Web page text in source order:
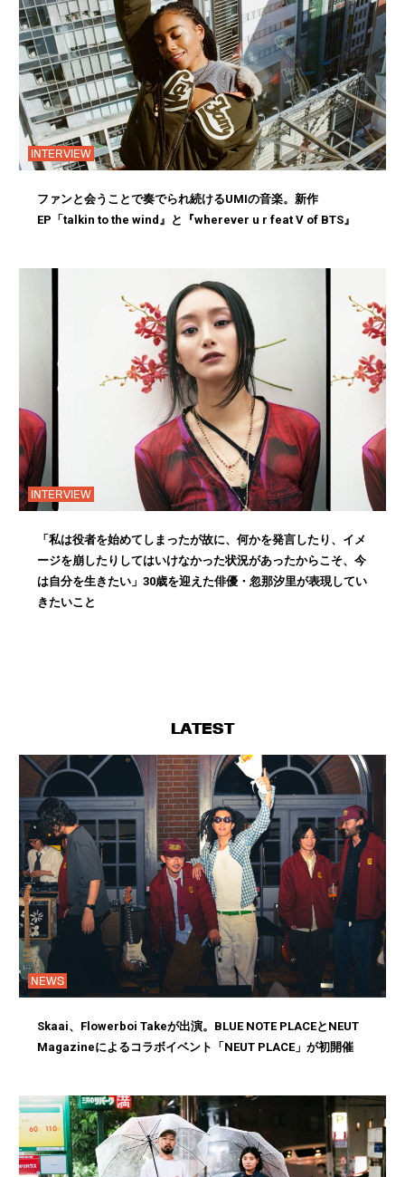
INTERVIEW
ファンと会うことで奏でられ続けるUMIの音楽。新作
EP「talkin to the wind』と『wherever u r feat V of BTS』
INTERVIEW
「私は役者を始めてしまったが故に、何かを発言したり、イメ
ージを崩したりしてはいけなかった状況があったからこそ、今
は自分を生きたい」30歳を迎えた俳優・忽那汐里が表現してい
きたいこと
LATEST
NEWS
Skaai、Flowerboi Takeが出演。BLUE NOTE PLACEとNEUT
Magazineによるコラボイベント「NEUT PLACE」が初開催